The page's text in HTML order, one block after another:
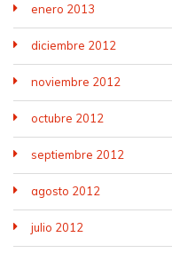
enero 2013
diciembre 2012
noviembre 2012
octubre 2012
septiembre 2012
agosto 2012
julio 2012